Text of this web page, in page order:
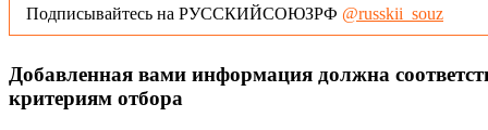
Подписывайтесь на РУССКИЙСОЮЗРФ @russkii_souz
Добавленная вами информация должна
критериям отбора